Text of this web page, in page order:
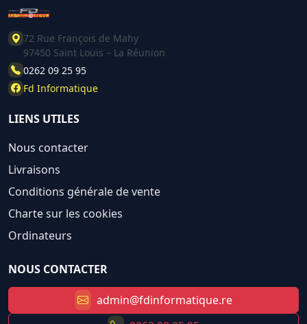
72 Rue François de Mahy
97450 Saint Louis – La Réunion
0262 09 25 95
Fd Informatique
LIENS UTILES
Nous contacter
Livraisons
Conditions générale de vente
Charte sur les cookies
Ordinateurs
NOUS CONTACTER
admin@fdinformatique.re